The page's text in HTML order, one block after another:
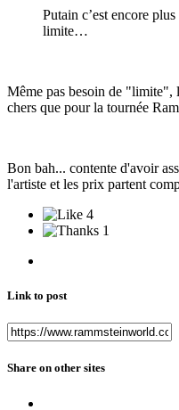
Putain c’est encore
limite…
Même pas besoin de "limite",
chers que pour la tournée
Bon bah... contente d'avoir
l'artiste et les prix partent
4
1
Link to post
Share on other sites